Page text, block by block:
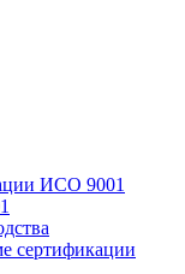
ИСО 9001
сертификации